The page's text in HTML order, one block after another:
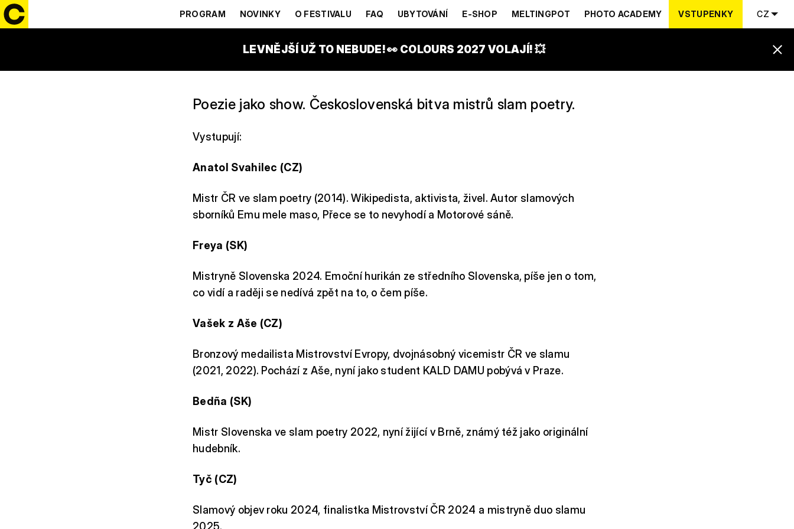
PROGRAM NOVINKY O FESTIVALU FAQ UBYTOVÁNÍ E-SHOP MELTINGPOT PHOTO ACADEMY VSTUPENKY CZ
LEVNĚJŠÍ UŽ TO NEBUDE! 👀 COLOURS 2027 VOLAJÍ! 💥
MISTRŮ!
FRESH STAGE
Poezie jako show. Československá bitva mistrů slam poetry.
Vystupují:
Anatol Svahilec (CZ)
Mistr ČR ve slam poetry (2014). Wikipedista, aktivista, živel. Autor slamových
sborníků Emu mele maso, Přece se to nevyhodí a Motorové sáně.
Freya (SK)
Mistryně Slovenska 2024. Emoční hurikán ze středního Slovenska, píše jen o tom,
co vidí a raději se nedívá zpět na to, o čem píše.
Vašek z Aše (CZ)
Bronzový medailista Mistrovství Evropy, dvojnásobný vicemistr ČR ve slamu
(2021, 2022). Pochází z Aše, nyní jako student KALD DAMU pobývá v Praze.
Bedña (SK)
Mistr Slovenska ve slam poetry 2022, nyní žijící v Brně, známý též jako originální
hudebník.
Tyč (CZ)
Slamový objev roku 2024, finalistka Mistrovství ČR 2024 a mistryně duo slamu
2025.